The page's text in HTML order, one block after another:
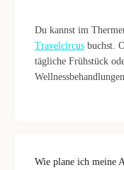
Du kannst im
Travelcircus buchst.
tägliche Frühstück
Wie plane ich meine